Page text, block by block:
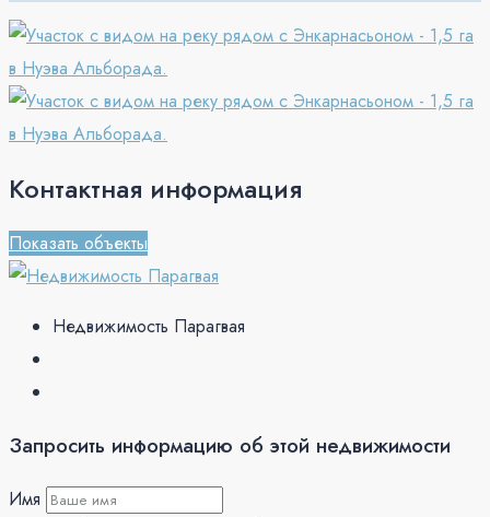
Контактная информация
Показать объекты
Недвижимость Парагвая
Запросить информацию об этой недвижимости
Имя